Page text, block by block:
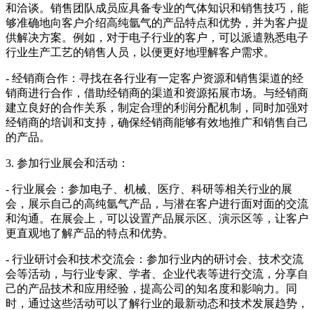
和洽谈。销售团队成员应具备专业的气体知识和销售技巧，能
够准确地向客户介绍高纯氩气的产品特点和优势，并为客户提
供解决方案。例如，对于电子行业的客户，可以派遣熟悉电子
行业生产工艺的销售人员，以便更好地理解客户需求。
- 经销商合作：寻找在各行业有一定客户资源和销售渠道的经
销商进行合作，借助经销商的渠道和资源拓展市场。与经销商
建立良好的合作关系，制定合理的利润分配机制，同时加强对
经销商的培训和支持，确保经销商能够有效地推广和销售自己
的产品。
3. 参加行业展会和活动：
- 行业展会：参加电子、机械、医疗、科研等相关行业的展
会，展示自己的高纯氩气产品，与潜在客户进行面对面的交流
和沟通。在展会上，可以设置产品展示区、演示区等，让客户
更直观地了解产品的特点和优势。
- 行业研讨会和技术交流会：参加行业内的研讨会、技术交流
会等活动，与行业专家、学者、企业代表等进行交流，分享自
己的产品技术和应用经验，提高公司的知名度和影响力。同
时，通过这些活动可以了解行业的最新动态和技术发展趋势，